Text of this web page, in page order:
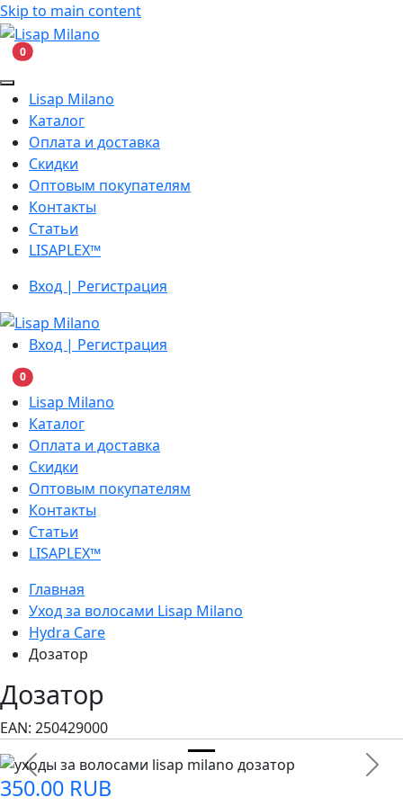
Skip to main content
0В корзину
Lisap Milano
Каталог
Оплата и доставка
Скидки
Оптовым покупателям
Контакты
Статьи
LISAPLEX™
Вход | Регистрация
Вход | Регистрация
0В корзину
Lisap Milano
Каталог
Оплата и доставка
Скидки
Оптовым покупателям
Контакты
Статьи
LISAPLEX™
Главная
Уход за волосами Lisap Milano
Hydra Care
Дозатор
Дозатор
EAN: 250429000
Previous Next
350.00 RUB